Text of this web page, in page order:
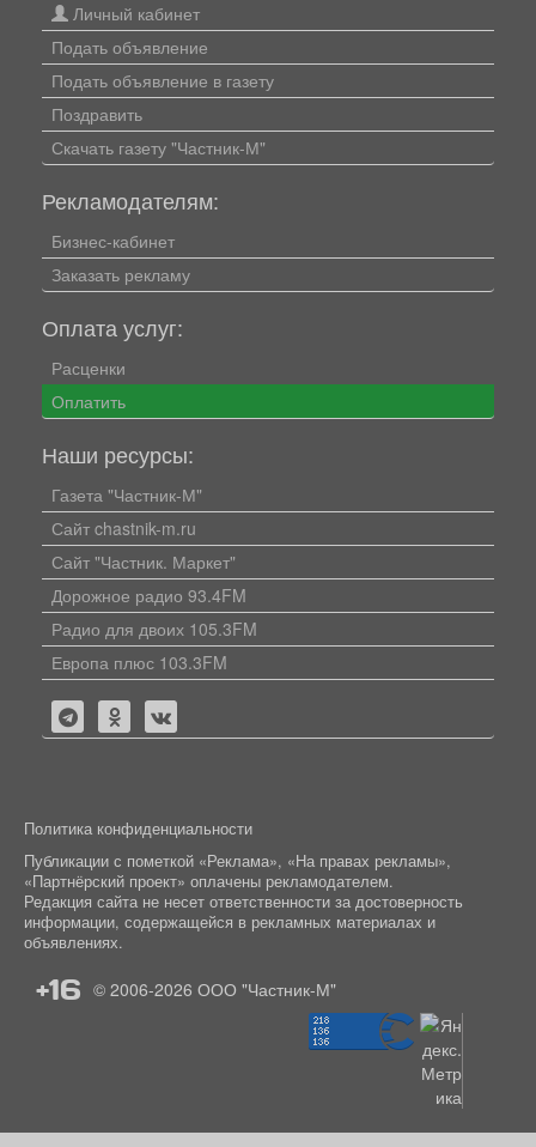
Личный кабинет
Подать объявление
Подать объявление в газету
Поздравить
Скачать газету "Частник-М"
Рекламодателям:
Бизнес-кабинет
Заказать рекламу
Оплата услуг:
Расценки
Оплатить
Наши ресурсы:
Газета "Частник-М"
Сайт chastnik-m.ru
Сайт "Частник. Маркет"
Дорожное радио 93.4FM
Радио для двоих 105.3FM
Европа плюс 103.3FM
Политика конфиденциальности
Публикации с пометкой «Реклама», «На правах рекламы»,
«Партнёрский проект» оплачены рекламодателем.
Редакция сайта не несет ответственности за достоверность
информации, содержащейся в рекламных материалах и
объявлениях.
+16 © 2006-2026 ООО "Частник-М"